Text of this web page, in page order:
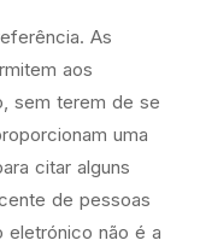
As
aos
sem terem de se
uma
citar alguns
de pessoas
não é a